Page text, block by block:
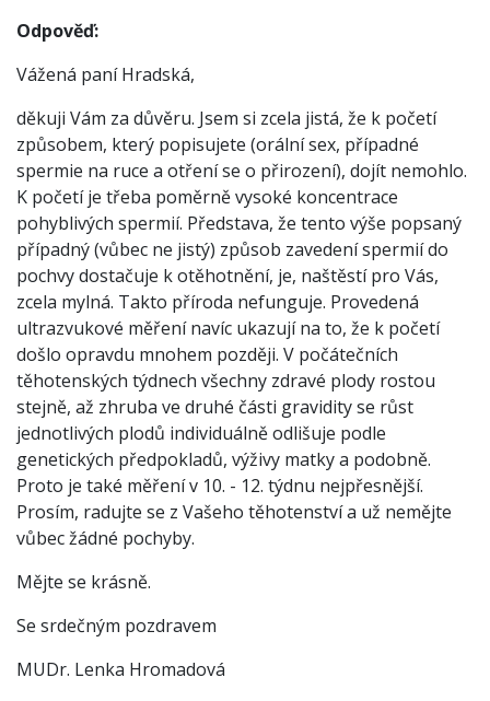
Odpověď:
Vážená paní Hradská,
děkuji Vám za důvěru. Jsem si zcela jistá, že k početí
způsobem, který popisujete (orální sex, případné
spermie na ruce a otření se o přirození), dojít nemohlo.
K početí je třeba poměrně vysoké koncentrace
pohyblivých spermií. Představa, že tento výše popsaný
případný (vůbec ne jistý) způsob zavedení spermií do
pochvy dostačuje k otěhotnění, je, naštěstí pro Vás,
zcela mylná. Takto příroda nefunguje. Provedená
ultrazvukové měření navíc ukazují na to, že k početí
došlo opravdu mnohem později. V počátečních
těhotenských týdnech všechny zdravé plody rostou
stejně, až zhruba ve druhé části gravidity se růst
jednotlivých plodů individuálně odlišuje podle
genetických předpokladů, výživy matky a podobně.
Proto je také měření v 10. - 12. týdnu nejpřesnější.
Prosím, radujte se z Vašeho těhotenství a už nemějte
vůbec žádné pochyby.
Mějte se krásně.
Se srdečným pozdravem
MUDr. Lenka Hromadová